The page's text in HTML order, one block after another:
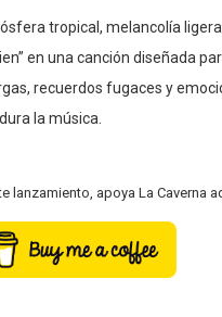
tropical, melancolía
en una canción diseñada
recuerdos fugaces y
la música.
lanzamiento, apoya La Caverna